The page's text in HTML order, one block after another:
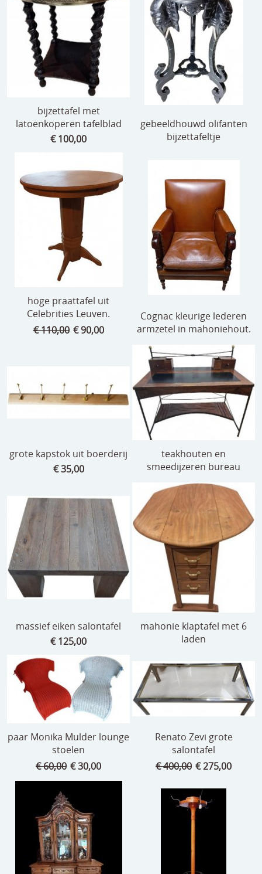
bijzettafel met
latoenkoperen tafelblad
€ 100,00
gebeeldhouwd olifanten
bijzettafeltje
hoge praattafel uit
Celebrities Leuven.
€ 110,00 € 90,00
Cognac kleurige lederen
armzetel in mahoniehout.
grote kapstok uit boerderij
€ 35,00
teakhouten en
smeedijzeren bureau
massief eiken salontafel
€ 125,00
mahonie klaptafel met 6
laden
paar Monika Mulder lounge
stoelen
€ 60,00 € 30,00
Renato Zevi grote
salontafel
€ 400,00 € 275,00